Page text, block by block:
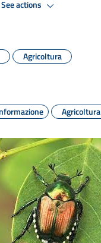
See actions
Agricoltura
Agricoltura